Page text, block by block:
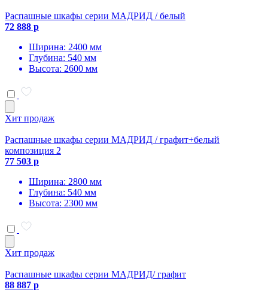
Распашные шкафы серии МАДРИД / белый
72 888 р
Ширина: 2400 мм
Глубина: 540 мм
Высота: 2600 мм
Хит продаж
Распашные шкафы серии МАДРИД / графит+белый
композиция 2
77 503 р
Ширина: 2800 мм
Глубина: 540 мм
Высота: 2300 мм
Хит продаж
Распашные шкафы серии МАДРИД/ графит
88 887 р